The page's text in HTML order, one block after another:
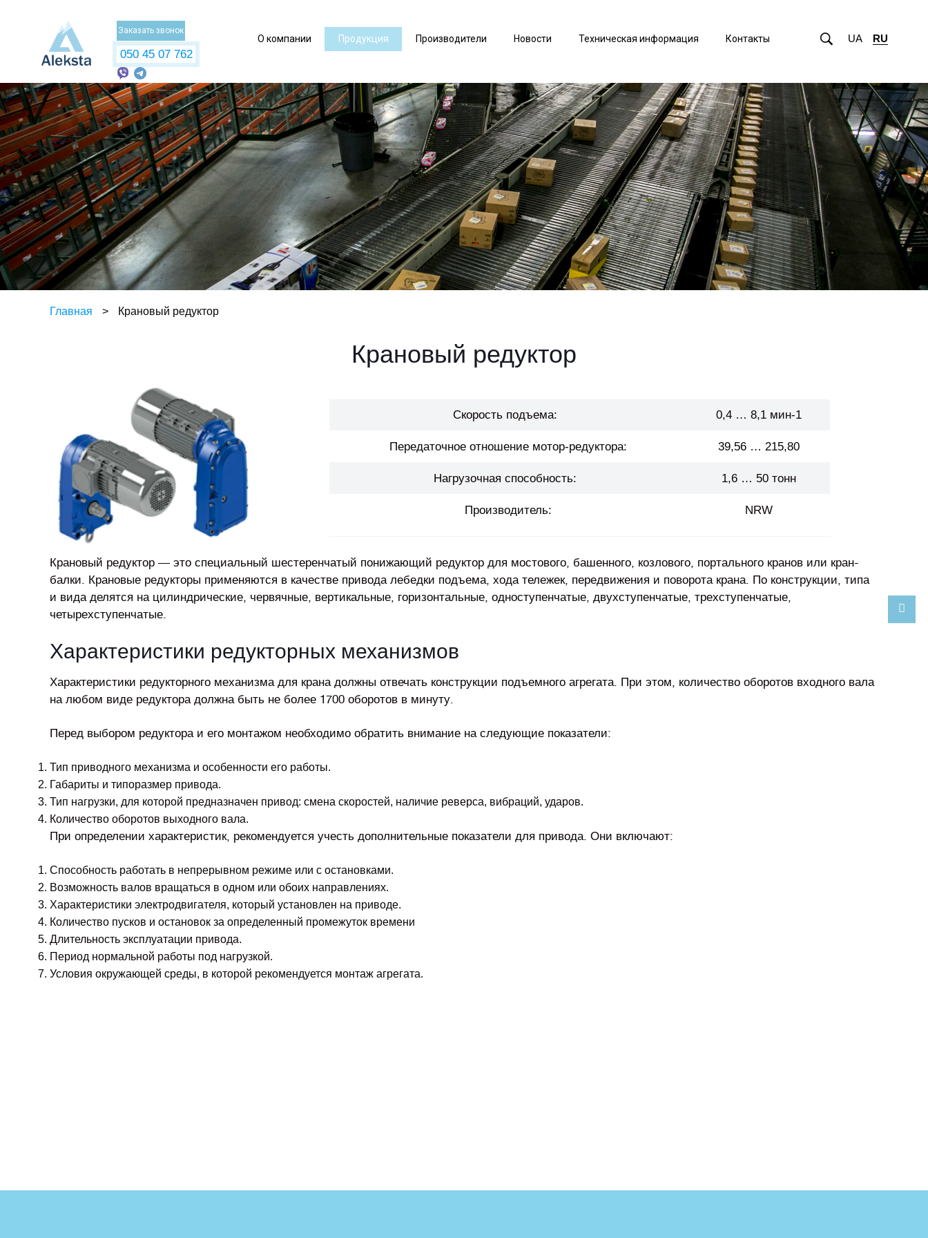
Заказать звонок
050 45 07 762
UA RU
О компании Продукция Производители Новости Техническая информация Контакты
Главная > Крановый редуктор
Крановый редуктор
Скорость подъема: 0,4 … 8,1 мин-1
Передаточное отношение мотор-редуктора: 39,56 … 215,80
Нагрузочная способность: 1,6 … 50 тонн
Производитель: NRW
Крановый редуктор — это специальный шестеренчатый понижающий редуктор для мостового, башенного, козлового, портального кранов или кран-
балки. Крановые редукторы применяются в качестве привода лебедки подъема, хода тележек, передвижения и поворота крана. По конструкции, типа
и вида делятся на цилиндрические, червячные, вертикальные, горизонтальные, одноступенчатые, двухступенчатые, трехступенчатые,
четырехступенчатые.
Характеристики редукторных механизмов
Характеристики редукторного механизма для крана должны отвечать конструкции подъемного агрегата. При этом, количество оборотов входного вала
на любом виде редуктора должна быть не более 1700 оборотов в минуту.
Перед выбором редуктора и его монтажом необходимо обратить внимание на следующие показатели:
Тип приводного механизма и особенности его работы.
Габариты и типоразмер привода.
Тип нагрузки, для которой предназначен привод: смена скоростей, наличие реверса, вибраций, ударов.
Количество оборотов выходного вала.
При определении характеристик, рекомендуется учесть дополнительные показатели для привода. Они включают:
Способность работать в непрерывном режиме или с остановками.
Возможность валов вращаться в одном или обоих направлениях.
Характеристики электродвигателя, который установлен на приводе.
Количество пусков и остановок за определенный промежуток времени
Длительность эксплуатации привода.
Период нормальной работы под нагрузкой.
Условия окружающей среды, в которой рекомендуется монтаж агрегата.